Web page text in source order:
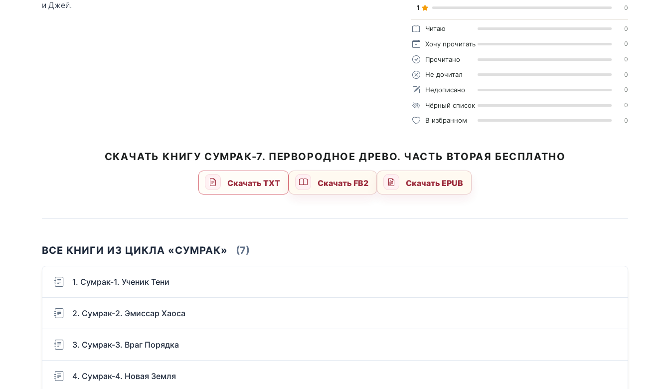
и Джей.
1 0
Читаю 0
Хочу прочитать 0
Прочитано 0
Не дочитал 0
Недописано 0
Чёрный список 0
В избранном 0
СКАЧАТЬ КНИГУ СУМРАК-7. ПЕРВОРОДНОЕ ДРЕВО. ЧАСТЬ ВТОРАЯ БЕСПЛАТНО
Скачать TXT Скачать FB2 Скачать EPUB
ВСЕ КНИГИ ИЗ ЦИКЛА «СУМРАК» (7)
1. Сумрак-1. Ученик Тени
2. Сумрак-2. Эмиссар Хаоса
3. Сумрак-3. Враг Порядка
4. Сумрак-4. Новая Земля